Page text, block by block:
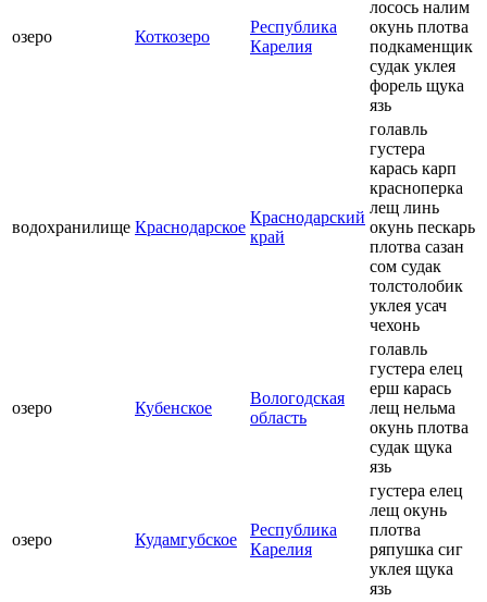
озеро Коткозеро
Республика
Карелия
лосось налим
окунь плотва
подкаменщик
судак уклея
форель щука
язь
водохранилище Краснодарское
Краснодарский
край
голавль
густера
карась карп
красноперка
лещ линь
окунь пескарь
плотва сазан
сом судак
толстолобик
уклея усач
чехонь
озеро Кубенское
Вологодская
область
голавль
густера елец
ерш карась
лещ нельма
окунь плотва
судак щука
язь
озеро Кудамгубское
Республика
Карелия
густера елец
лещ окунь
плотва
ряпушка сиг
уклея щука
язь